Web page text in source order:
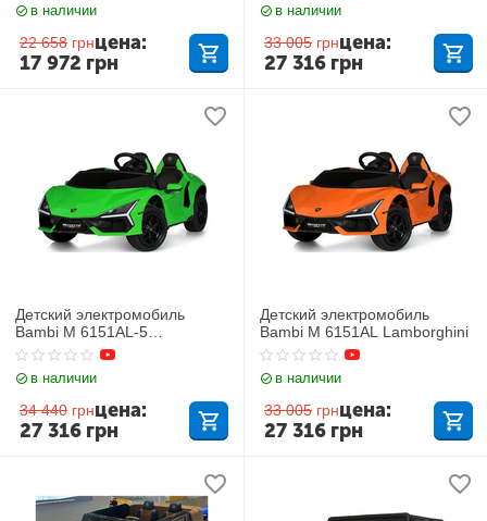
в наличии
22 658 грн
17 972 грн
цена:
в наличии
33 005 грн
27 316 грн
цена:
Детский электромобиль
Bambi M 6151AL-5
Lamborghini
в наличии
34 440 грн
27 316 грн
цена:
Детский электромобиль
Bambi M 6151AL Lamborghini
в наличии
33 005 грн
27 316 грн
цена: